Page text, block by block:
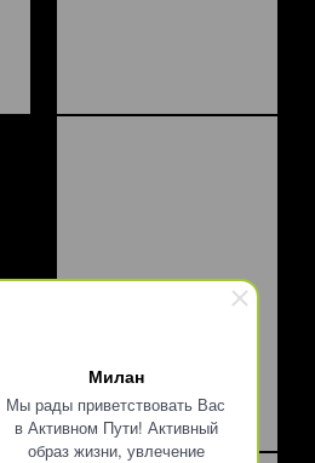
Милан
Мы рады приветствовать Вас
в Активном Пути! Активный
образ жизни, увлечение